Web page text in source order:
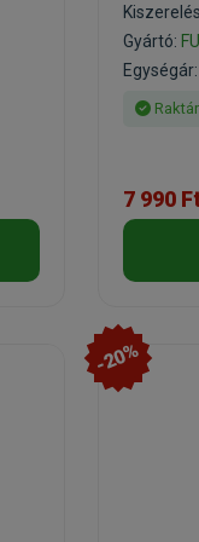
Gyártó:
7 990
-20%